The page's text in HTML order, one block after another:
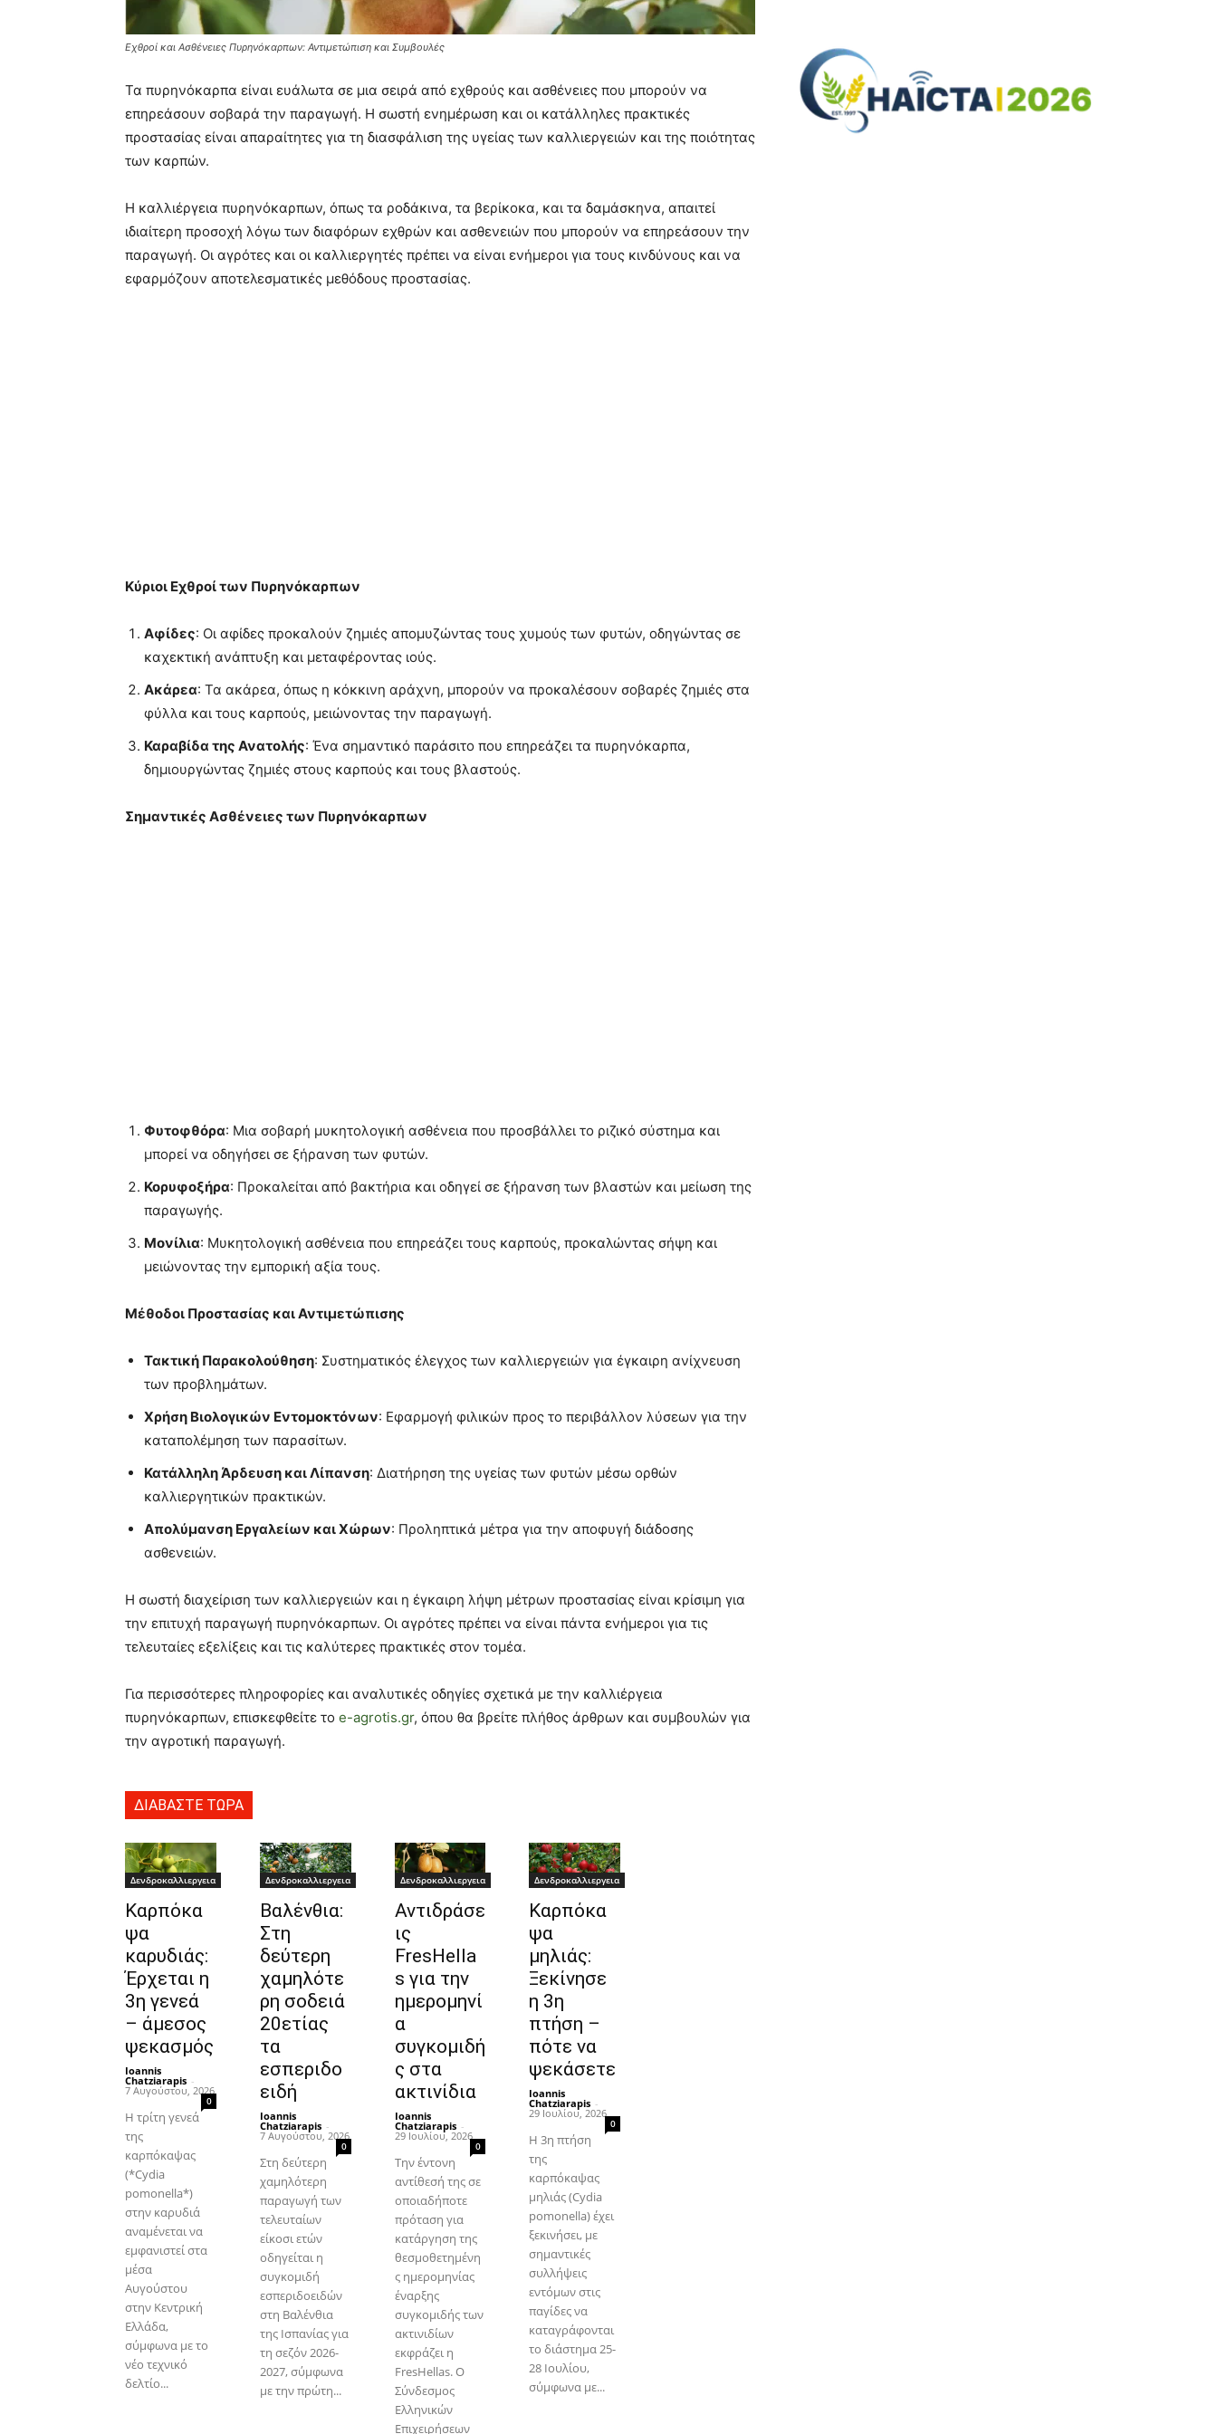
Εχθροί και Ασθένειες Πυρηνόκαρπων: Αντιμετώπιση και Συμβουλές
Τα πυρηνόκαρπα είναι ευάλωτα σε μια σειρά από εχθρούς και ασθένειες που μπορούν να
επηρεάσουν σοβαρά την παραγωγή. Η σωστή ενημέρωση και οι κατάλληλες πρακτικές
προστασίας είναι απαραίτητες για τη διασφάλιση της υγείας των καλλιεργειών και της ποιότητας
των καρπών.
Η καλλιέργεια πυρηνόκαρπων, όπως τα ροδάκινα, τα βερίκοκα, και τα δαμάσκηνα, απαιτεί
ιδιαίτερη προσοχή λόγω των διαφόρων εχθρών και ασθενειών που μπορούν να επηρεάσουν την
παραγωγή. Οι αγρότες και οι καλλιεργητές πρέπει να είναι ενήμεροι για τους κινδύνους και να
εφαρμόζουν αποτελεσματικές μεθόδους προστασίας.
Κύριοι Εχθροί των Πυρηνόκαρπων
Αφίδες: Οι αφίδες προκαλούν ζημιές απομυζώντας τους χυμούς των φυτών, οδηγώντας σε
καχεκτική ανάπτυξη και μεταφέροντας ιούς.
Ακάρεα: Τα ακάρεα, όπως η κόκκινη αράχνη, μπορούν να προκαλέσουν σοβαρές ζημιές στα
φύλλα και τους καρπούς, μειώνοντας την παραγωγή.
Καραβίδα της Ανατολής: Ένα σημαντικό παράσιτο που επηρεάζει τα πυρηνόκαρπα,
δημιουργώντας ζημιές στους καρπούς και τους βλαστούς.
Σημαντικές Ασθένειες των Πυρηνόκαρπων
Φυτοφθόρα: Μια σοβαρή μυκητολογική ασθένεια που προσβάλλει το ριζικό σύστημα και
μπορεί να οδηγήσει σε ξήρανση των φυτών.
Κορυφοξήρα: Προκαλείται από βακτήρια και οδηγεί σε ξήρανση των βλαστών και μείωση της
παραγωγής.
Μονίλια: Μυκητολογική ασθένεια που επηρεάζει τους καρπούς, προκαλώντας σήψη και
μειώνοντας την εμπορική αξία τους.
Μέθοδοι Προστασίας και Αντιμετώπισης
Τακτική Παρακολούθηση: Συστηματικός έλεγχος των καλλιεργειών για έγκαιρη ανίχνευση
των προβλημάτων.
Χρήση Βιολογικών Εντομοκτόνων: Εφαρμογή φιλικών προς το περιβάλλον λύσεων για την
καταπολέμηση των παρασίτων.
Κατάλληλη Άρδευση και Λίπανση: Διατήρηση της υγείας των φυτών μέσω ορθών
καλλιεργητικών πρακτικών.
Απολύμανση Εργαλείων και Χώρων: Προληπτικά μέτρα για την αποφυγή διάδοσης
ασθενειών.
Η σωστή διαχείριση των καλλιεργειών και η έγκαιρη λήψη μέτρων προστασίας είναι κρίσιμη για
την επιτυχή παραγωγή πυρηνόκαρπων. Οι αγρότες πρέπει να είναι πάντα ενήμεροι για τις
τελευταίες εξελίξεις και τις καλύτερες πρακτικές στον τομέα.
Για περισσότερες πληροφορίες και αναλυτικές οδηγίες σχετικά με την καλλιέργεια
πυρηνόκαρπων, επισκεφθείτε το e-agrotis.gr, όπου θα βρείτε πλήθος άρθρων και συμβουλών για
την αγροτική παραγωγή.
ΔΙΑΒΑΣΤΕ ΤΩΡΑ
Δενδροκαλλιεργεια
Καρπόκα
ψα
καρυδιάς:
Έρχεται η
3η γενεά
– άμεσος
ψεκασμός
Ioannis
Chatziarapis -
7 Αυγούστου, 2026
0
Η τρίτη γενεά
της
καρπόκαψας
(*Cydia
pomonella*)
στην καρυδιά
αναμένεται να
εμφανιστεί στα
μέσα
Αυγούστου
στην Κεντρική
Ελλάδα,
σύμφωνα με το
νέο τεχνικό
δελτίο...
Δενδροκαλλιεργεια
Βαλένθια:
Στη
δεύτερη
χαμηλότε
ρη σοδειά
20ετίας
τα
εσπεριδο
ειδή
Ioannis
Chatziarapis -
7 Αυγούστου, 2026
0
Στη δεύτερη
χαμηλότερη
παραγωγή των
τελευταίων
είκοσι ετών
οδηγείται η
συγκομιδή
εσπεριδοειδών
στη Βαλένθια
της Ισπανίας για
τη σεζόν 2026-
2027, σύμφωνα
με την πρώτη...
Δενδροκαλλιεργεια
Αντιδράσε
ις
FresHella
s για την
ημερομηνί
α
συγκομιδή
ς στα
ακτινίδια
Ioannis
Chatziarapis -
29 Ιουλίου, 2026
0
Την έντονη
αντίθεσή της σε
οποιαδήποτε
πρόταση για
κατάργηση της
θεσμοθετημένη
ς ημερομηνίας
έναρξης
συγκομιδής των
ακτινιδίων
εκφράζει η
FresHellas. Ο
Σύνδεσμος
Ελληνικών
Επιχειρήσεων
Δενδροκαλλιεργεια
Καρπόκα
ψα
μηλιάς:
Ξεκίνησε
η 3η
πτήση –
πότε να
ψεκάσετε
Ioannis
Chatziarapis -
29 Ιουλίου, 2026
0
Η 3η πτήση
της
καρπόκαψας
μηλιάς (Cydia
pomonella) έχει
ξεκινήσει, με
σημαντικές
συλλήψεις
εντόμων στις
παγίδες να
καταγράφονται
το διάστημα 25-
28 Ιουλίου,
σύμφωνα με...